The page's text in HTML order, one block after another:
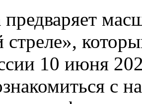
предваряет
стреле»,
10 июня
с